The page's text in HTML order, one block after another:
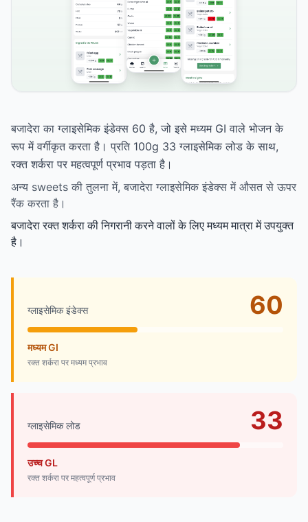
बजादेरा का ग्लाइसेमिक इंडेक्स 60 है, जो इसे मध्यम GI वाले भोजन के
रूप में वर्गीकृत करता है। प्रति 100g 33 ग्लाइसेमिक लोड के साथ,
रक्त शर्करा पर महत्वपूर्ण प्रभाव पड़ता है।
अन्य sweets की तुलना में, बजादेरा ग्लाइसेमिक इंडेक्स में औसत से ऊपर
रैंक करता है।
बजादेरा रक्त शर्करा की निगरानी करने वालों के लिए मध्यम मात्रा में उपयुक्त
है।
ग्लाइसेमिक इंडेक्स 60
मध्यम GI
रक्त शर्करा पर मध्यम प्रभाव
ग्लाइसेमिक लोड 33
उच्च GL
रक्त शर्करा पर महत्वपूर्ण प्रभाव